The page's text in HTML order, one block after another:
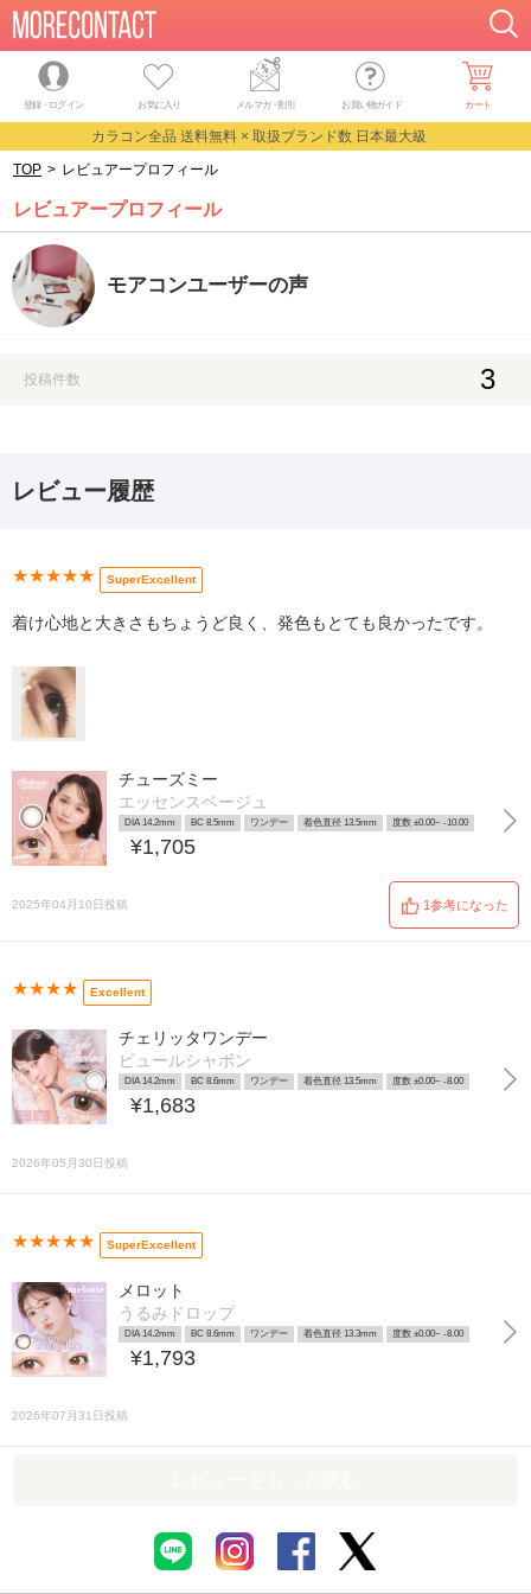
登録・ログイン お気に入り メルマガ・割引 お買い物ガイド カート
カラコン全品 送料無料 × 取扱ブランド数 日本最大級
TOP > レビュアープロフィール
レビュアープロフィール
モアコンユーザーの声
投稿件数 3
レビュー履歴
★★★★★ SuperExcellent
着け心地と大きさもちょうど良く、発色もとても良かったです。
チューズミー
エッセンスベージュ
DIA 14.2mm BC 8.5mm ワンデー 着色直径 13.5mm 度数 ±0.00~ -10.00
¥1,705
2025年04月10日投稿 1参考になった
★★★★ Excellent
チェリッタワンデー
ピュールシャボン
DIA 14.2mm BC 8.6mm ワンデー 着色直径 13.5mm 度数 ±0.00~ -8.00
¥1,683
2026年05月30日投稿
★★★★★ SuperExcellent
メロット
うるみドロップ
DIA 14.2mm BC 8.6mm ワンデー 着色直径 13.3mm 度数 ±0.00~ -8.00
¥1,793
2026年07月31日投稿